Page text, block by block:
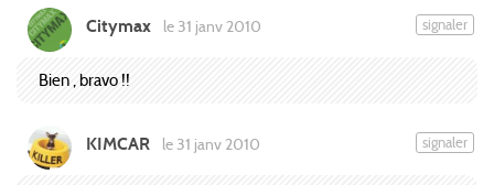
Citymax le 31 janv 2010 signaler
Bien , bravo !!
KIMCAR le 31 janv 2010 signaler